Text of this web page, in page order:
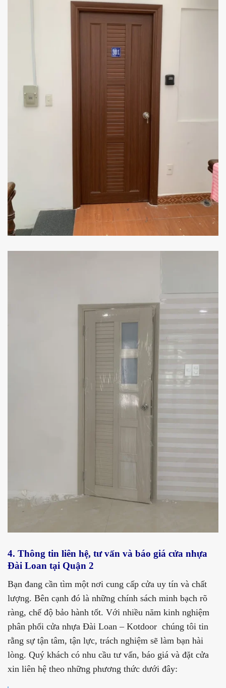
4. Thông tin liên hệ, tư vấn và báo giá cửa nhựa
Đài Loan tại Quận 2
Bạn đang cần tìm một nơi cung cấp cửa uy tín và chất
lượng. Bên cạnh đó là những chính sách minh bạch rõ
ràng, chế độ bảo hành tốt. Với nhiều năm kinh nghiệm
phân phối cửa nhựa Đài Loan – Kotdoor chúng tôi tin
rằng sự tận tâm, tận lực, trách nghiệm sẽ làm bạn hài
lòng. Quý khách có nhu cầu tư vấn, báo giá và đặt cửa
xin liên hệ theo những phương thức dưới đây: